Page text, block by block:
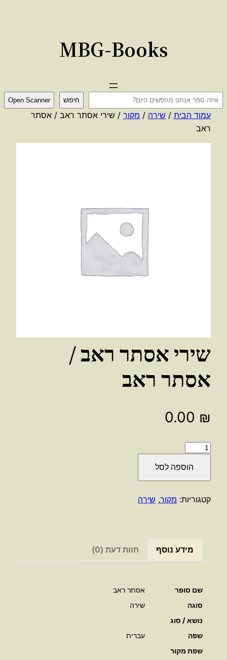
MBG-Books
ח
י
חיפוש Open Scanner
עמוד הבית / שירה / מקור / שירי אסתר ראב / אסתר
ראב
שירי אסתר ראב /
אסתר ראב
0.00 ₪
כמות
אסתר
ראב
הוספה לסל
קטגוריות: מקור, שירה
מידע נוסף חוות דעת (0)
שם סופר
אסתר ראב
סוגה
שירה
נושא / סוג
שפה
עברית
שפת מקור